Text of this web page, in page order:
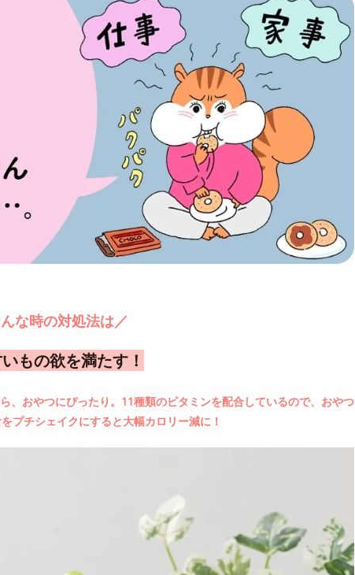
な時の対処法は／
もの欲を満たす！
、おやつにぴったり。11種類のビタミンを配合しているので、おやつ
プチシェイクにすると大幅カロリー減に！